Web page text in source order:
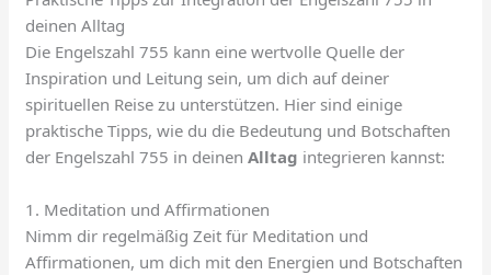
deinen Alltag
Die Engelszahl 755 kann eine wertvolle Quelle der
Inspiration und Leitung sein, um dich auf deiner
spirituellen Reise zu unterstützen. Hier sind einige
praktische Tipps, wie du die Bedeutung und Botschaften
der Engelszahl 755 in deinenAlltag integrieren kannst:
1. Meditation und Affirmationen
Nimm dir regelmäßig Zeit für Meditation und
Affirmationen, um dich mit den Energien und Botschaften